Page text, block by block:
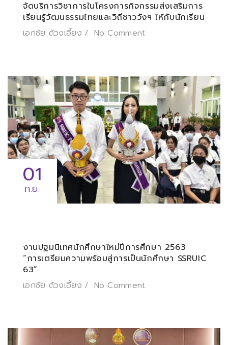
จัดบริการวิชาการในโครงการกิจกรรมส่งเสริมการ
เรียนรู้วัฒนธรรมไทยและวิถีชาววังฯ ให้กับนักเรียน
เอกชัย ด้วงเอี้ยง
No Comment
01
ก.ย.
งานปฐมนิเทศนักศึกษาใหม่ปีการศึกษา 2563
“การเตรียมความพร้อมสู่การเป็นนักศึกษา SSRUIC
63”
เอกชัย ด้วงเอี้ยง
No Comment